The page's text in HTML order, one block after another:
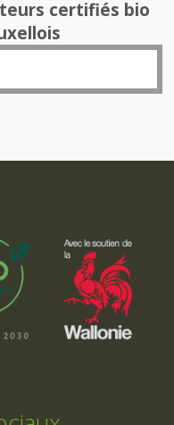
certifiés bio